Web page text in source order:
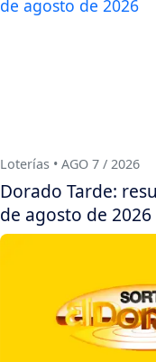
Loterías • AGO 7 / 2026
Dorado Tarde:
de agosto de 2026